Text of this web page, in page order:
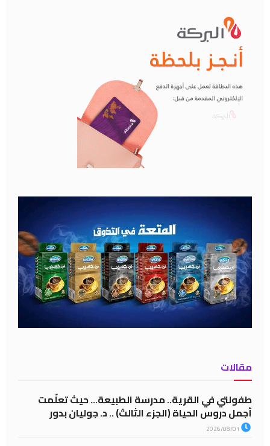
مقالات
طفولتي في القرية.. مدرسة الطبيعة… حيث تعلّمت
أجمل دروس الحياة (الجزء الثالث) .. د. جوليان بدور